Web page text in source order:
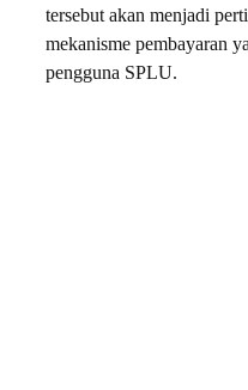
tersebut akan menjadi
mekanisme pembayaran
pengguna SPLU.